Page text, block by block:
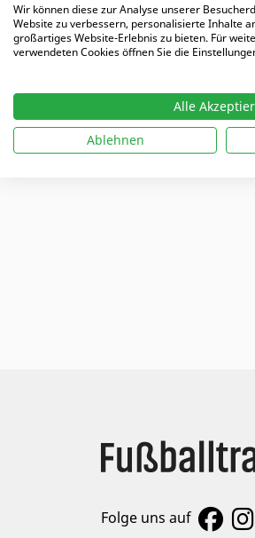
Folge uns auf
Wir können diese zur Analyse unserer
Website zu verbessern, personalisierte Inhalte
großartiges Website-Erlebnis zu bieten. Für
verwendeten Cookies öffnen Sie die
Alle
Ablehnen